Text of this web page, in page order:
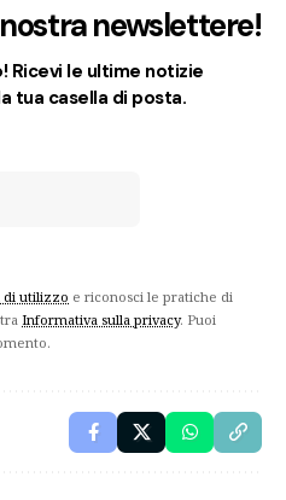
newslettere!
Ricevi le ultime notizie
tua casella di posta.
di utilizzo e riconosci le pratiche di
Informativa sulla privacy. Puoi